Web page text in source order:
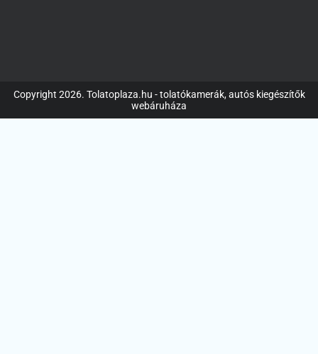
Copyright 2026. Tolatoplaza.hu - tolatókamerák, autós kiegészítők
webáruháza